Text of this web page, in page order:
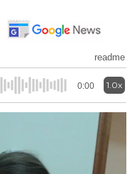
readme
0:00 1.0x